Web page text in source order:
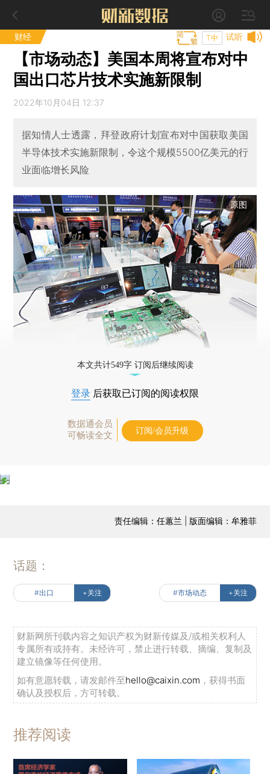
财经 试听
T中
【市场动态】美国本周将宣布对中
国出口芯片技术实施新限制
2022年10月04日 12:37
据知情人士透露，拜登政府计划宣布对中国获取美国
半导体技术实施新限制，令这个规模5500亿美元的行
业面临增长风险
原图
本文共计549字 订阅后继续阅读
登录 后获取已订阅的阅读权限
数据通会员
可畅读全文
订阅/会员升级
责任编辑：任蕙兰 | 版面编辑：牟雅菲
话题：
#出口 +关注 #市场动态 +关注
财新网所刊载内容之知识产权为财新传媒及/或相关权利人
专属所有或持有。未经许可，禁止进行转载、摘编、复制及
建立镜像等任何使用。
如有意愿转载，请发邮件至hello@caixin.com ，获得书面
确认及授权后，方可转载。
推荐阅读